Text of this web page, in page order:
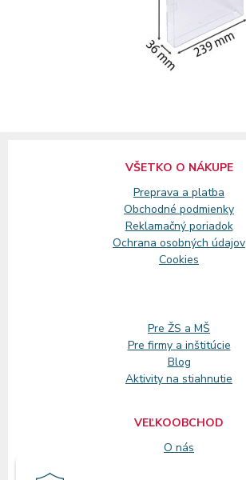
VŠETKO O NÁKUPE
Preprava a platba
Obchodné podmienky
Reklamačný poriadok
Ochrana osobných údajov
Cookies
Pre ŽS a MŠ
Pre firmy a inštitúcie
Blog
Aktivity na stiahnutie
VEĽKOOBCHOD
O nás